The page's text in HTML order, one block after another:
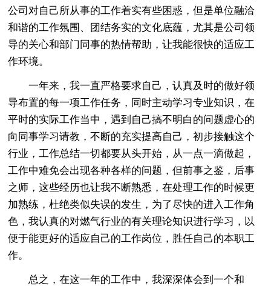
公司对自己所从事的工作着实有些困惑，但是单位融洽
和谐的工作氛围、团结务实的文化底蕴，尤其是公司领
导的关心和部门同事的热情帮助，让我能很快的适应工
作环境。
一年来，我一直严格要求自己，认真及时的做好领
导布置的每一项工作任务，同时主动学习专业知识，在
平时的实际工作当中，遇到自己搞不明白的问题虚心的
向同事学习请教，不断的充实提高自己，初步接触这个
行业，工作总结一切都要从头开始，从一点一滴做起，
工作中难免会出现各种各样的问题，但前事之鉴，后事
之师，这些经历也让我不断熟悉，在处理工作的时候更
加熟练，杜绝类似失误的发生，为了尽快的进入工作角
色，我认真的对燃气行业的有关理论知识进行学习，以
便于能更好的适应自己的工作岗位，胜任自己的本职工
作。
总之，在这一年的工作中，我深深体会到一个和